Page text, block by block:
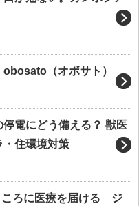
obosato（オボサト）
停電にどう備える？ 獣医
・住環境対策
ころに医療を届ける ジ